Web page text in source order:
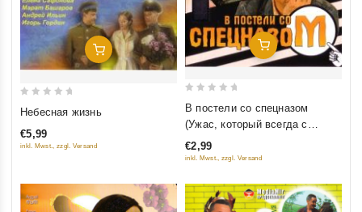
Добавить В Корзину
of
Небесная жизнь
€5,99
inkl. Mwst., zzgl. Versand
Добавить В Корзину
5
В постели со спецназом
(Ужас, который всегда с
тобой)
€2,99
inkl. Mwst., zzgl. Versand